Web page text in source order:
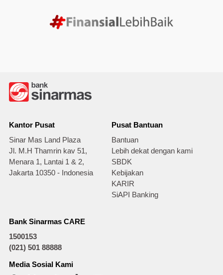
Kantor Pusat
Sinar Mas Land Plaza
Jl. M.H Thamrin kav 51,
Menara 1, Lantai 1 & 2,
Jakarta 10350 - Indonesia
Pusat Bantuan
Bantuan
Lebih dekat dengan kami
SBDK
Kebijakan
KARIR
SiAPI Banking
Bank Sinarmas CARE
1500153
(021) 501 88888
Media Sosial Kami